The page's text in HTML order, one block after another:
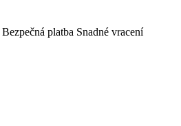
Bezpečná platba Snadné vracení